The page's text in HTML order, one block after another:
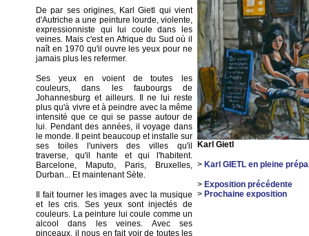
De par ses origines, Karl Gietl qui vient
d'Autriche a une peinture lourde, violente,
expressionniste qui lui coule dans les
veines. Mais c'est en Afrique du Sud où il
naît en 1970 qu'il ouvre les yeux pour ne
jamais plus les refermer.
Ses yeux en voient de toutes les
couleurs, dans les faubourgs de
Johannesburg et ailleurs. Il ne lui reste
plus qu'à vivre et à peindre avec la même
intensité que ce qui se passe autour de
lui. Pendant des années, il voyage dans
le monde. Il peint beaucoup et installe sur
ses toiles l'univers des villes qu'il
traverse, qu'il hante et qui l'habitent.
Barcelone, Maputo, Paris, Bruxelles,
Durban... Et maintenant Sète.
Il fait tourner les images avec la musique
et les cris. Ses yeux sont injectés de
couleurs. La peinture lui coule comme un
alcool dans les veines. Avec ses
pinceaux, il nous en fait voir de toutes les
Karl Gietl
> Karl GIETL en pleine
> Exposition précédente
> Prochaine exposition